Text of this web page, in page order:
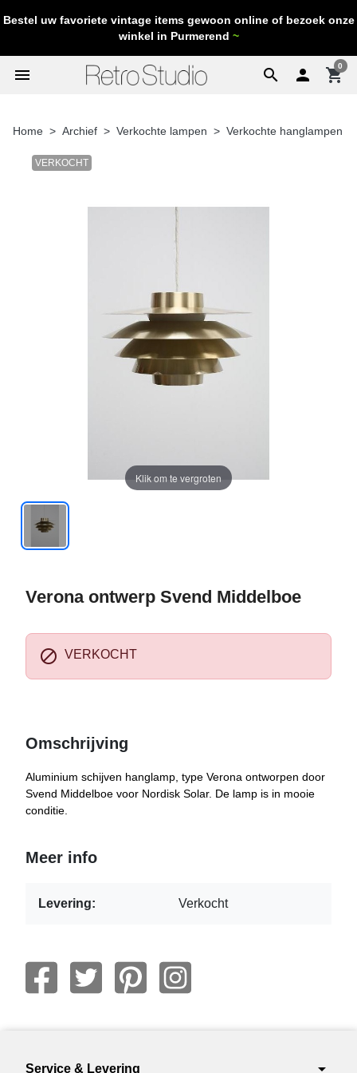
Bestel uw favoriete vintage items gewoon online of bezoek onze
winkel in Purmerend ~
search
menu  shopping_cart
0
Home Archief Verkochte lampen Verkochte hanglampen
VERKOCHT
Klik om te vergroten
Verona ontwerp Svend Middelboe
 VERKOCHT
Omschrijving
Aluminium schijven hanglamp, type Verona ontworpen door
Svend Middelboe voor Nordisk Solar. De lamp is in mooie
conditie.
Meer info
Levering: Verkocht
Service & Levering